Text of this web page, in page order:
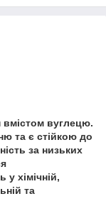
вмістом вуглецю.
та є стійкою до
за низьких
хімічній,
та